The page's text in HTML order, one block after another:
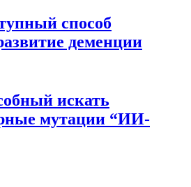
способ
деменции
искать
мутации “ИИ-